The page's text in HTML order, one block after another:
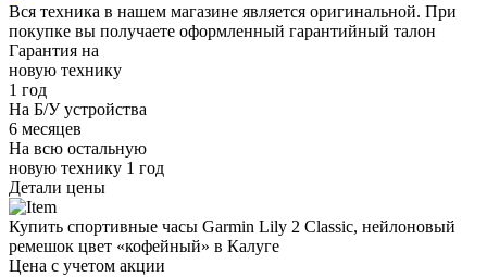
Вся техника в нашем магазине является оригинальной. При
покупке вы получаете оформленный гарантийный талон
Гарантия на
новую технику
1 год
На Б/У устройства
6 месяцев
На всю остальную
новую технику 1 год
Детали цены
Купить спортивные часы Garmin Lily 2 Classic, нейлоновый
ремешок цвет «кофейный» в Калуге
Цена с учетом акции